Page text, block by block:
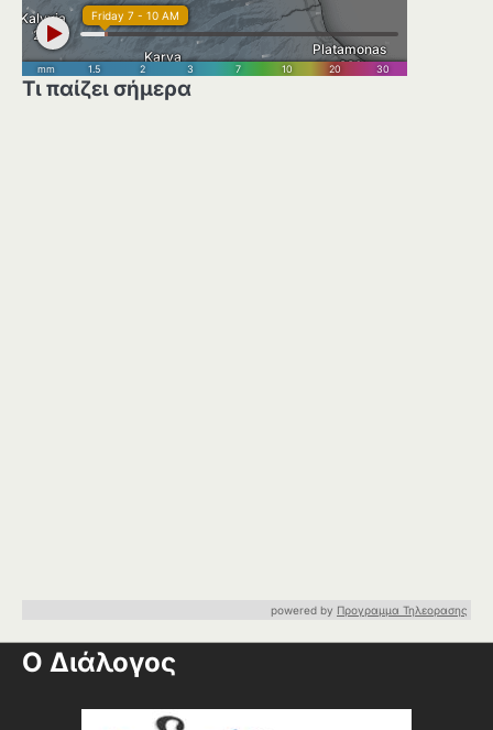
Τι παίζει σήμερα
powered by Προγραμμα Τηλεορασης
Ο Διάλογος